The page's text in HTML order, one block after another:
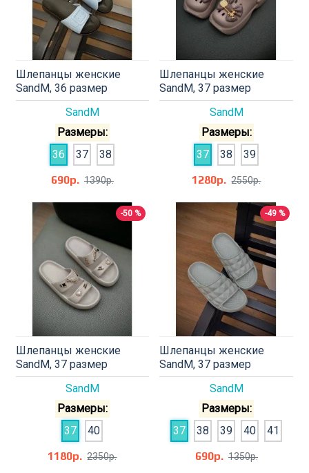
SandM
Шлепанцы женские
SandM, 36 размер
Размеры:
36
37
38
690р. 1390р.
SandM
Шлепанцы женские
SandM, 37 размер
Размеры:
37
38
39
1280р. 2550р.
-50 %
SandM
Шлепанцы женские
SandM, 37 размер
Размеры:
37
40
1180р. 2350р.
-49 %
SandM
Шлепанцы женские
SandM, 37 размер
Размеры:
37
38 39 40
41
690р. 1350р.